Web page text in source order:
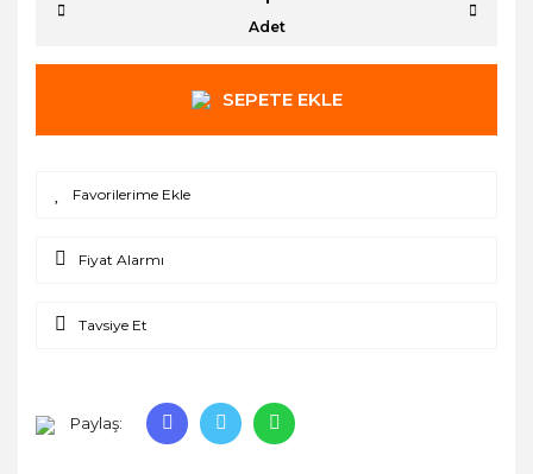
Adet
SEPETE EKLE
Fiyat Alarmı
Tavsiye Et
Paylaş: